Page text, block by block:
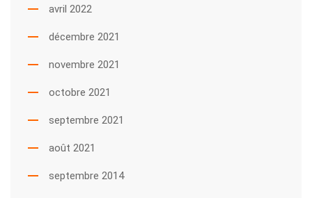
avril 2022
décembre 2021
novembre 2021
octobre 2021
septembre 2021
août 2021
septembre 2014